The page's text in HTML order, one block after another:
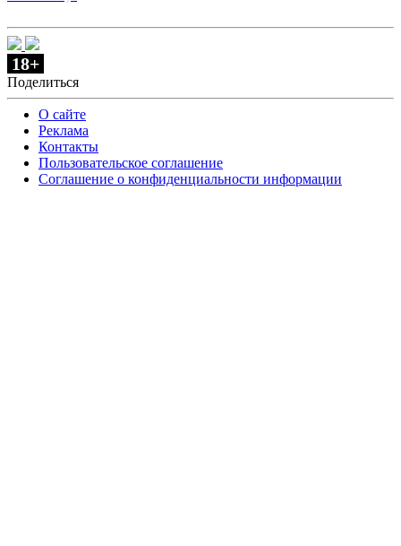
18+
Поделиться
О сайте
Реклама
Контакты
Пользовательское соглашение
Соглашение о конфиденциальности информации